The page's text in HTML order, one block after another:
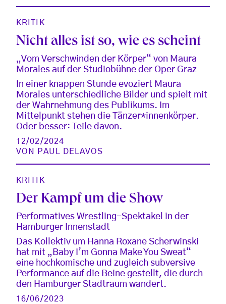
KRITIK
Nicht alles ist so, wie es scheint
„Vom Verschwinden der Körper“ von Maura
Morales auf der Studiobühne der Oper Graz
In einer knappen Stunde evoziert Maura
Morales unterschiedliche Bilder und spielt mit
der Wahrnehmung des Publikums. Im
Mittelpunkt stehen die Tänzer*innenkörper.
Oder besser: Teile davon.
12/02/2024
VON
PAUL DELAVOS
KRITIK
Der Kampf um die Show
Performatives Wrestling-Spektakel in der
Hamburger Innenstadt
Das Kollektiv um Hanna Roxane Scherwinski
hat mit „Baby I’m Gonna Make You Sweat“
eine hochkomische und zugleich subversive
Performance auf die Beine gestellt, die durch
den Hamburger Stadtraum wandert.
16/06/2023